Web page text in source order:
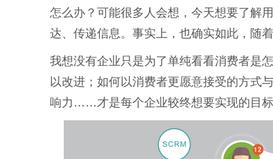
怎么办？可能很多人会想，今天想要了解
达、传递信息。事实上，也确实如此，随
我想没有企业只是为了单纯看看消费者是
以改进；如何以消费者更愿意接受的方式
响力……才是每个企业较终想要实现的目标